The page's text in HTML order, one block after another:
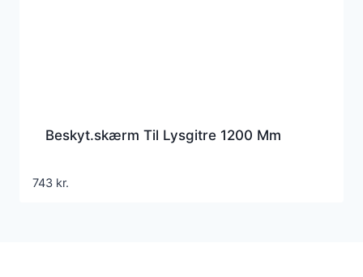
Beskyt.skærm Til Lysgitre 1200 Mm
743 kr.